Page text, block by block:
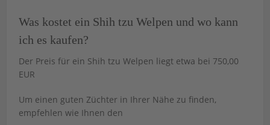
Was kostet ein Shih tzu Welpen und wo kann
ich es kaufen?
Der Preis für ein Shih tzu Welpen liegt etwa bei 750,00
EUR
Um einen guten Züchter in Ihrer Nähe zu finden,
empfehlen wie Ihnen den